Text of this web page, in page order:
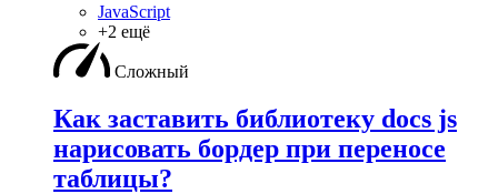
JavaScript
+2 ещё
Сложный
Как заставить библиотеку docs js
нарисовать бордер при переносе
таблицы?